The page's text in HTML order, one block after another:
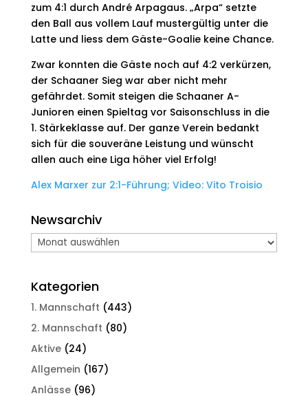
zum 4:1 durch André Arpagaus. „Arpa“ setzte
den Ball aus vollem Lauf mustergültig unter die
Latte und liess dem Gäste-Goalie keine Chance.
Zwar konnten die Gäste noch auf 4:2 verkürzen,
der Schaaner Sieg war aber nicht mehr
gefährdet. Somit steigen die Schaaner A-
Junioren einen Spieltag vor Saisonschluss in die
1. Stärkeklasse auf. Der ganze Verein bedankt
sich für die souveräne Leistung und wünscht
allen auch eine Liga höher viel Erfolg!
Alex Marxer zur 2:1-Führung; Video: Vito Troisio
Newsarchiv
Newsarchiv
Kategorien
1. Mannschaft (443)
2. Mannschaft (80)
Aktive(24)
Allgemein (167)
Anlässe(96)